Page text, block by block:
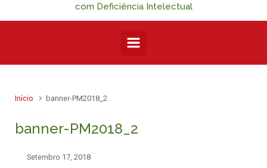
com Deficiência Intelectual
Início banner-PM2018_2
banner-PM2018_2
Setembro 17, 2018